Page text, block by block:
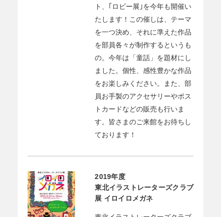
ト、｢ロビー展｣を今年も開催い
たします！この催しは、テーマ
を一つ決め、それに準えた作品
を部員各々が制作するというも
の。今年は「童話」を題材にし
ました。個性、感性豊かな作品
をお楽しみください。また、部
員お手製のアクセサリーやポス
トカードなどの販売も行いま
す。皆さまのご来館をお待ちし
ております！
2019年度
東北イラストレーターズクラブ
展 イロイロメガネ